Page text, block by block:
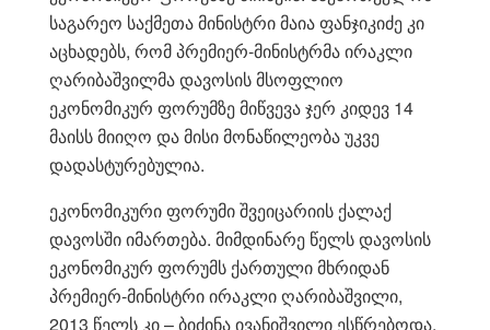
საგარეო საქმეთა მინისტრი მაია ფანჯიკიძე კი
აცხადებს, რომ პრემიერ-მინისტრმა ირაკლი
ღარიბაშვილმა დავოსის მსოფლიო
ეკონომიკურ ფორუმზე მიწვევა ჯერ კიდევ 14
მაისს მიიღო და მისი მონაწილეობა უკვე
დადასტურებულია.
ეკონომიკური ფორუმი შვეიცარიის ქალაქ
დავოსში იმართება. მიმდინარე წელს დავოსის
ეკონომიკურ ფორუმს ქართული მხრიდან
პრემიერ-მინისტრი ირაკლი ღარიბაშვილი,
2013 წელს კი – ბიძინა ივანიშვილი ესწრებოდა.